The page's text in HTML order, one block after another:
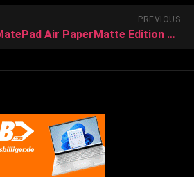
PREVIOUS
Huawei enthüllt MatePad Air PaperMatte Edition mit Snapdragon 888 und 144 Hz Touchscreen mit Papier-Textur